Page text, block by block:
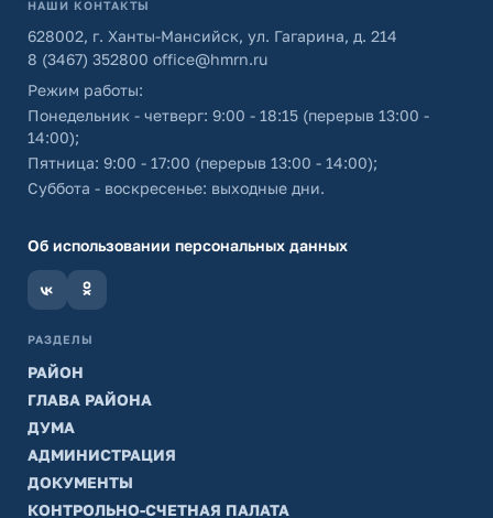
НАШИ КОНТАКТЫ
628002, г. Ханты-Мансийск, ул. Гагарина, д. 214
8 (3467) 352800 office@hmrn.ru
Режим работы:
Понедельник - четверг: 9:00 - 18:15 (перерыв 13:00 -
14:00);
Пятница: 9:00 - 17:00 (перерыв 13:00 - 14:00);
Суббота - воскресенье: выходные дни.
Об использовании персональных данных
РАЗДЕЛЫ
РАЙОН
ГЛАВА РАЙОНА
ДУМА
АДМИНИСТРАЦИЯ
ДОКУМЕНТЫ
КОНТРОЛЬНО-СЧЕТНАЯ ПАЛАТА